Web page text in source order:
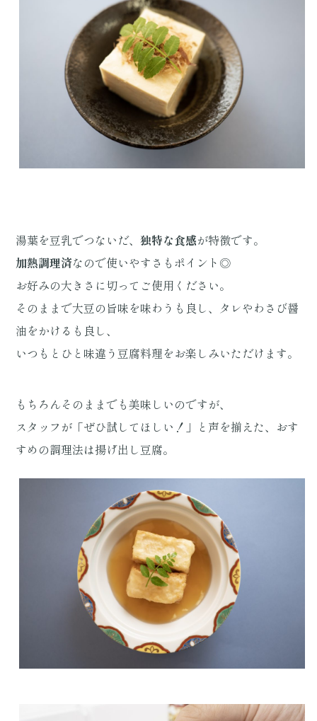
湯葉を豆乳でつないだ、独特な食感が特徴です。
加熱調理済なので使いやすさもポイント◎
お好みの大きさに切ってご使用ください。
そのままで大豆の旨味を味わうも良し、タレやわさび醤
油をかけるも良し、
いつもとひと味違う豆腐料理をお楽しみいただけます。
もちろんそのままでも美味しいのですが、
スタッフが「ぜひ試してほしい！」と声を揃えた、おす
すめの調理法は揚げ出し豆腐。